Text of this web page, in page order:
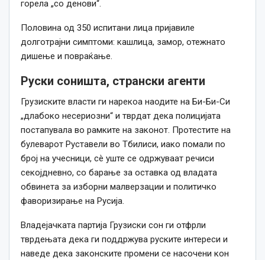
горела „со денови“.
Половина од 350 испитани лица пријавиле
долготрајни симптоми: кашлица, замор, отежнато
дишење и повраќање.
Руски соништа, странски агенти
Грузиските власти ги нарекоа наодите на Би-Би-Си
„длабоко несериозни“ и тврдат дека полицијата
постапувала во рамките на законот. Протестите на
булеварот Руставели во Тбилиси, иако помали по
број на учесници, сè уште се одржуваат речиси
секојдневно, со барање за оставка од владата
обвинета за изборни малверзации и политичко
фаворизирање на Русија.
Владејачката партија Грузиски сон ги отфрли
тврдењата дека ги поддржува руските интереси и
наведе дека законските промени се насочени кон